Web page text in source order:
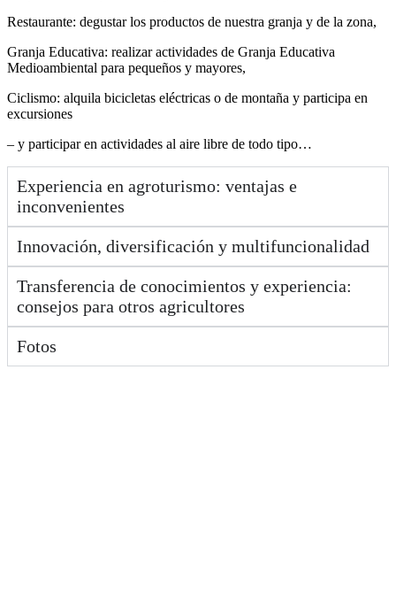
Restaurante: degustar los productos de nuestra granja y de la zona,
Granja Educativa: realizar actividades de Granja Educativa
Medioambiental para pequeños y mayores,
Ciclismo: alquila bicicletas eléctricas o de montaña y participa en
excursiones
– y participar en actividades al aire libre de todo tipo…
Experiencia en agroturismo: ventajas e
inconvenientes
Innovación, diversificación y multifuncionalidad
Transferencia de conocimientos y experiencia:
consejos para otros agricultores
Fotos